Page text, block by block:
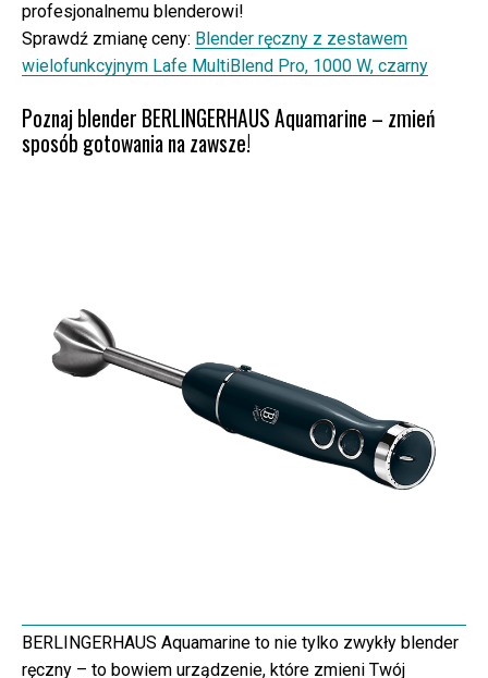
profesjonalnemu blenderowi!
Sprawdź zmianę ceny: Blender ręczny z zestawem
wielofunkcyjnym Lafe MultiBlend Pro, 1000 W, czarny
Poznaj blender BERLINGERHAUS Aquamarine – zmień
sposób gotowania na zawsze!
BERLINGERHAUS Aquamarine to nie tylko zwykły blender
ręczny – to bowiem urządzenie, które zmieni Twój